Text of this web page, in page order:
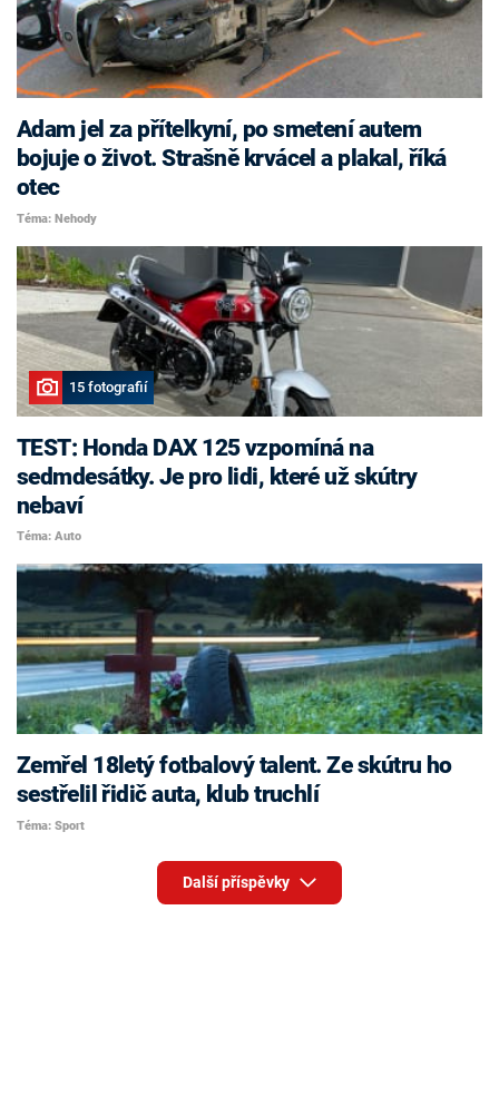
Adam jel za přítelkyní, po smetení autem
bojuje o život. Strašně krvácel a plakal, říká
otec
Téma: Nehody
15 fotografií
TEST: Honda DAX 125 vzpomíná na
sedmdesátky. Je pro lidi, které už skútry
nebaví
Téma: Auto
Zemřel 18letý fotbalový talent. Ze skútru ho
sestřelil řidič auta, klub truchlí
Téma: Sport
Další příspěvky